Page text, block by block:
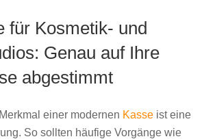
für Kosmetik- und
Genau auf Ihre
abgestimmt
einer modernen Kasse ist eine
So sollten häufige Vorgänge wie